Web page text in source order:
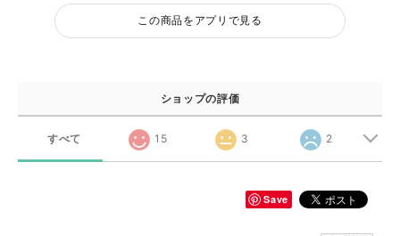
この商品をアプリで見る
ショップの評価
すべて 15 3 2
Save